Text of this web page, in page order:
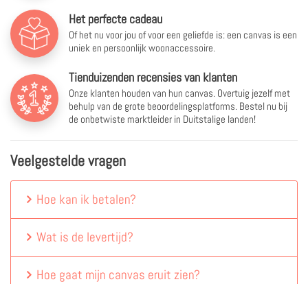
Het perfecte cadeau
Of het nu voor jou of voor een geliefde is: een canvas is een
uniek en persoonlijk woonaccessoire.
Tienduizenden recensies van klanten
Onze klanten houden van hun canvas. Overtuig jezelf met
behulp van de grote beoordelingsplatforms. Bestel nu bij
de onbetwiste marktleider in Duitstalige landen!
Veelgestelde vragen
Hoe kan ik betalen?
Wat is de levertijd?
Hoe gaat mijn canvas eruit zien?